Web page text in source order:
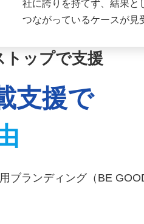
社に誇りを持てず、結果と
つながっているケースが見
トップで支援
支援で
ブランディング（BE